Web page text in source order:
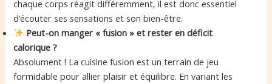
chaque corps réagit différemment, il est donc essentiel
d’écouter ses sensations et son bien-être.
Peut-on manger « fusion » et rester en déficit
calorique ?
Absolument ! La cuisine fusion est un terrain de jeu
formidable pour allier plaisir et équilibre. En variant les